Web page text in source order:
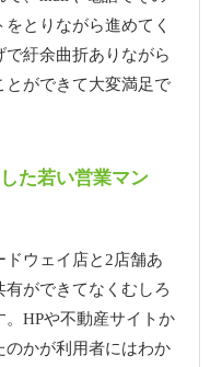
とりながら進めてく
紆余曲折ありながら
とができて大変満足で
た若い営業マン
ドウェイ店と2店舗あ
ができてなくむしろ
HPや不動産サイトか
のかが利用者にはわか